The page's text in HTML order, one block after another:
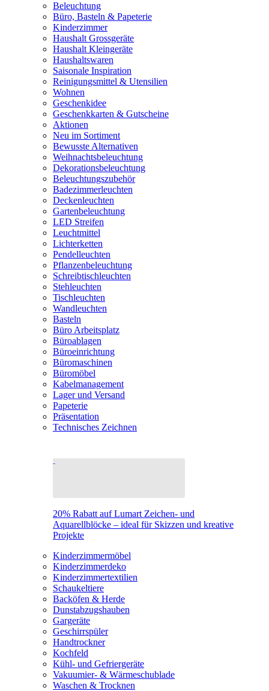
Beleuchtung
Büro, Basteln & Papeterie
Kinderzimmer
Haushalt Grossgeräte
Haushalt Kleingeräte
Haushaltswaren
Saisonale Inspiration
Reinigungsmittel & Utensilien
Wohnen
Geschenkidee
Geschenkkarten & Gutscheine
Aktionen
Neu im Sortiment
Bewusste Alternativen
Weihnachtsbeleuchtung
Dekorationsbeleuchtung
Beleuchtungszubehör
Badezimmerleuchten
Deckenleuchten
Gartenbeleuchtung
LED Streifen
Leuchtmittel
Lichterketten
Pendelleuchten
Pflanzenbeleuchtung
Schreibtischleuchten
Stehleuchten
Tischleuchten
Wandleuchten
Basteln
Büro Arbeitsplatz
Büroablagen
Büroeinrichtung
Büromaschinen
Büromöbel
Kabelmanagement
Lager und Versand
Papeterie
Präsentation
Technisches Zeichnen
20% Rabatt auf Lumart Zeichen- und
Aquarellblöcke – ideal für Skizzen und kreative
Projekte
Kinderzimmermöbel
Kinderzimmerdeko
Kinderzimmertextilien
Schaukeltiere
Backöfen & Herde
Dunstabzugshauben
Gargeräte
Geschirrspüler
Handtrockner
Kochfeld
Kühl- und Gefriergeräte
Vakuumier- & Wärmeschublade
Waschen & Trocknen